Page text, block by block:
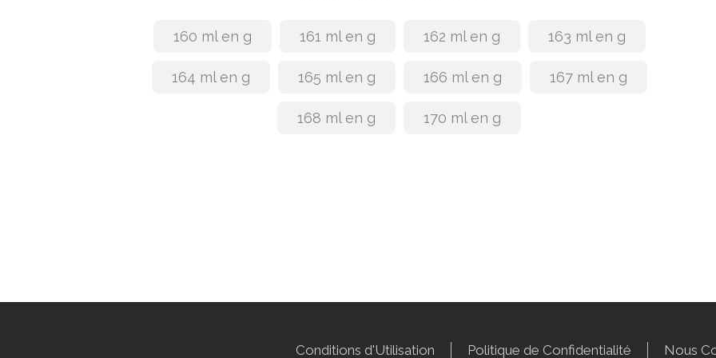
160 ml en g 161 ml en g 162 ml en g 163 ml en g
164 ml en g 165 ml en g 166 ml en g 167 ml en g
168 ml en g 170 ml en g
Conditions d'Utilisation Politique de Confidentialité Nous